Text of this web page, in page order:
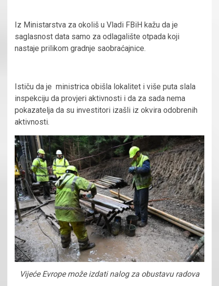
Iz Ministarstva za okoliš u Vladi FBiH kažu da je
saglasnost data samo za odlagalište otpada koji
nastaje prilikom gradnje saobraćajnice.
Ističu da je ministrica obišla lokalitet i više puta slala
inspekciju da provjeri aktivnosti i da za sada nema
pokazatelja da su investitori izašli iz okvira odobrenih
aktivnosti.
Vijeće Evrope može izdati nalog za obustavu radova